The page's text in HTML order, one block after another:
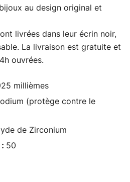
au design original et
livrées dans leur écrin noir,
La livraison est gratuite et
ouvrées.
millièmes
(protège contre le
de Zirconium
50